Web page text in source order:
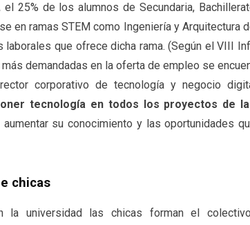
el 25% de los alumnos de Secundaria,
en ramas STEM como Ingeniería y Arquitectura
laborales que ofrece dicha rama. (Según el VIII
demandadas en la oferta de empleo se
corporativo de tecnología y negocio
tecnología en todos los proyectos de
aumentar su conocimiento y las oportunidades
chicas
la universidad las chicas forman el